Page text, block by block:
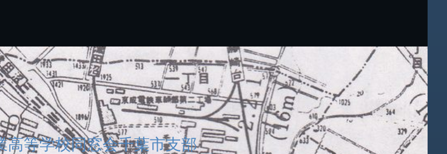
ツ
へ
ス
キ
ッ
プ
高等学校同窓会千葉市支部